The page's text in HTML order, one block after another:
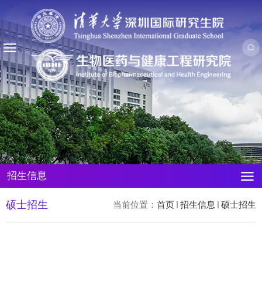
招生信息
当前位置： 首页 招生信息 硕士招生
硕士招生